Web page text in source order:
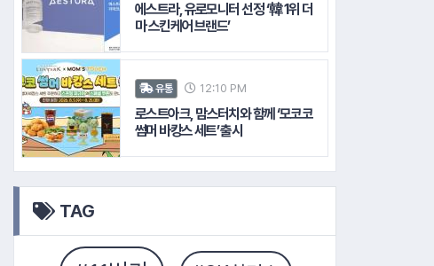
에스트라, 유로모니터 선정 ‘韓 1위 더
마 스킨케어 브랜드’
유통 12:10 PM
로스트아크, 맘스터치와 함께 ‘모코코
썸머 바캉스 세트’ 출시
TAG
#삼성그룹